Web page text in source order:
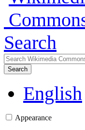
Search
Search
English
Appearance